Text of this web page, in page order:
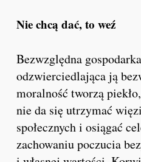
Nie chcą dać, to weź
Bezwzględna
odzwierciedlająca ją
moralność tworzą
nie da się utrzymać więzi
społecznych i osiągać
zachowaniu poczucia